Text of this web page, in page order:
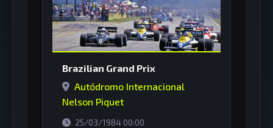
Brazilian Grand Prix
Autódromo Internacional
Nelson Piquet
25/03/1984 00:00